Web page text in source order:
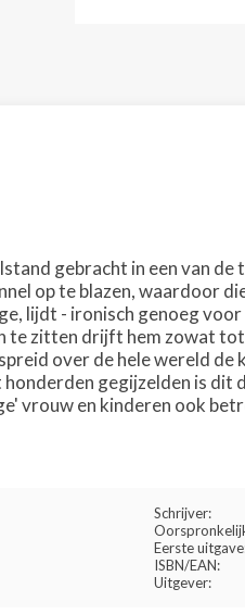
gebracht in een van de
op te blazen, waardoor
lijdt - ironisch genoeg
zitten drijft hem zowat tot
over de hele wereld de
gegijzelden is
vrouw en kinderen ook
Schrijver:
Eerste
ISBN/EAN:
Uitgever: